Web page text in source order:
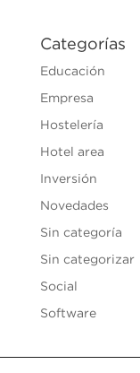
Categorías
Educación
Empresa
Hostelería
Hotel area
Inversión
Novedades
Sin categoría
Sin categorizar
Social
Software